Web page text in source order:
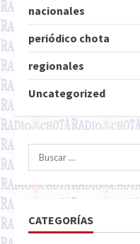
nacionales
periódico chota
regionales
Uncategorized
Buscar:
CATEGORÍAS